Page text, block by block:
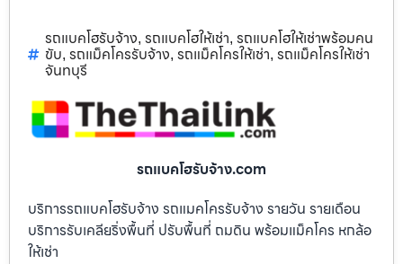
รถแบคโฮรับจ้าง, รถแบคโฮให้เช่า, รถแบคโฮให้เช่าพร้อมคน
ขับ, รถแม็คโครรับจ้าง, รถแม็คโครให้เช่า, รถแม็คโครให้เช่า
จันทบุรี
รถแบคโฮรับจ้าง.com
บริการรถแบคโฮรับจ้าง รถแมคโครรับจ้าง รายวัน รายเดือน
บริการรับเคลียริ่งพื้นที่ ปรับพื้นที่ ถมดิน พร้อมแม็คโคร หกล้อ
ให้เช่า